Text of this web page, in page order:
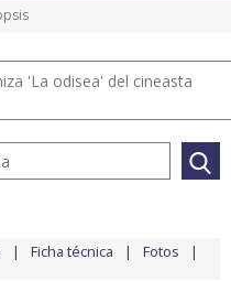
'La odisea' del cineasta
Ficha técnica Fotos